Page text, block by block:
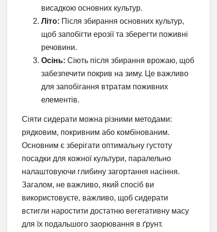
висадкою основних культур.
Літо: Після збирання основних культур,
щоб запобігти ерозії та зберегти поживні
речовини.
Осінь: Сіють після збирання врожаю, щоб
забезпечити покрив на зиму. Це важливо
для запобігання втратам поживних
елементів.
Сіяти сидерати можна різними методами:
рядковим, покривним або комбінованим.
Основним є зберігати оптимальну густоту
посадки для кожної культури, паралельно
налаштовуючи глибину загортання насіння.
Загалом, не важливо, який спосіб ви
використовуєте, важливо, щоб сидерати
встигли наростити достатню вегетативну масу
для їх подальшого заорювання в ґрунт.